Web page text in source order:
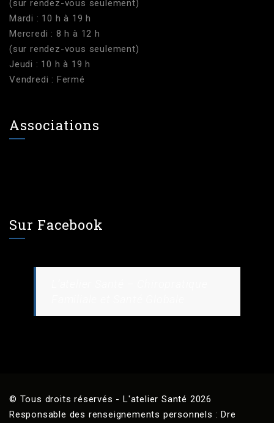
(sur rendez-vous seulement)
Mardi : 10 h à 19 h
Mercredi : 8 h à 12 h
(sur rendez-vous seulement)
Jeudi : 10 h à 19 h
Vendredi : Fermé
Associations
Sur Facebook
© Tous droits réservés - L'atelier Santé 2026
Responsable des renseignements personnels : Dre